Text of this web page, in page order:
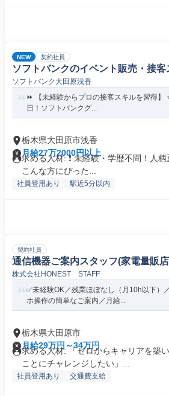
NEW 契約社員
ソフトバンクのイベント販売・接客
ソフトバンク大田原浅香
⏩️ 【未経験からプロの接客スキルを習得】
日！ソフトバンクグ...
栃木県大田原市浅香
月給27万2000円以上
求める人材: ❗ 未経験・学歴不問！人柄
こんな方にぴった...
社員登用あり 駅近5分以内
契約社員
通信機器ご案内スタッフ(家電量販
株式会社HONEST STAFF
✅未経験OK／残業ほぼなし（月10h以下）
ホ操作の簡単なご案内／月給...
栃木県大田原市
月給29万円～34万円
求める人材: 「ゼロからキャリアを築
ことにチャレンジしたい」...
社員登用あり 交通費支給